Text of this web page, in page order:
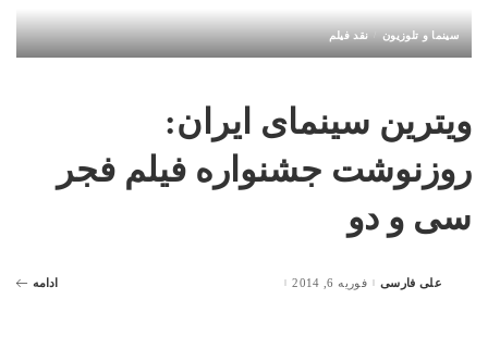
سینما و تلوزیون نقد فیلم
ویترین سینمای ایران:
روزنوشت جشنواره فیلم فجر
سی و دو
Postedعلی فارسی فوریه 6, 2014 ادامه